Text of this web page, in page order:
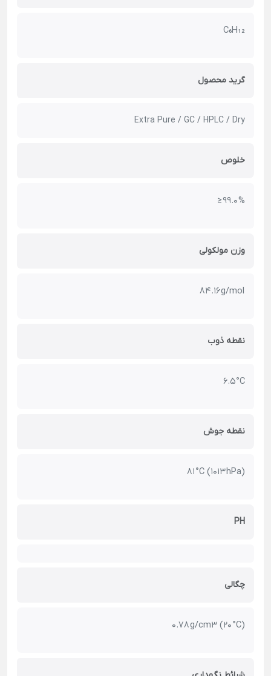
C₆H₁₂
گرید محصول
Extra Pure / GC / HPLC / Dry
خلوص
≥ 99.0 %
وزن مولکولی
84.16 g/mol
نقطه ذوب
6.5 °C
نقطه جوش
81 °C (1013 hPa)
PH
چگالی
0.78 g/cm3 (20 °C)